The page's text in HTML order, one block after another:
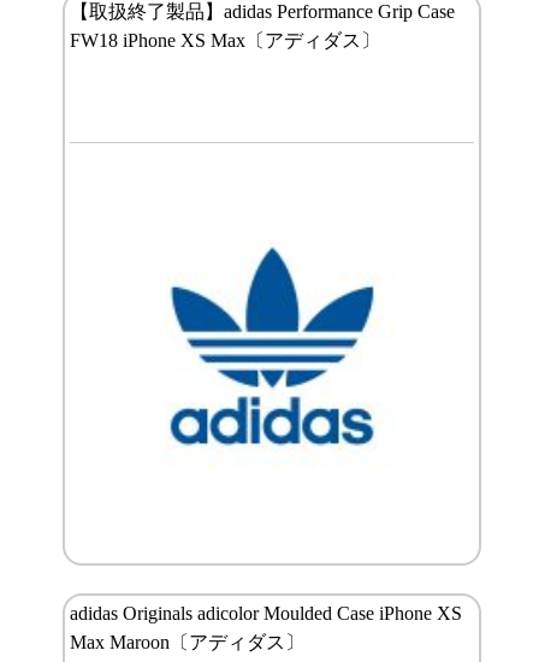
【取扱終了製品】adidas Performance Grip Case
FW18 iPhone XS Max〔アディダス〕
adidas Originals adicolor Moulded Case iPhone XS
Max Maroon〔アディダス〕